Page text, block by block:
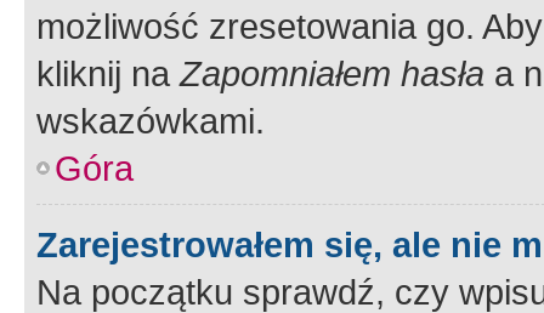
możliwość zresetowania go.
kliknij naZapomniałem hasła a
wskazówkami.
Góra
Zarejestrowałem się, ale nie
Na początku sprawdź, czy